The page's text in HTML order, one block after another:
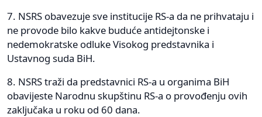
7. NSRS obavezuje sve institucije RS-a da ne prihvataju i
ne provode bilo kakve buduće antidejtonske i
nedemokratske odluke Visokog predstavnika i
Ustavnog suda BiH.
8. NSRS traži da predstavnici RS-a u organima BiH
obavijeste Narodnu skupštinu RS-a o provođenju ovih
zaključaka u roku od 60 dana.